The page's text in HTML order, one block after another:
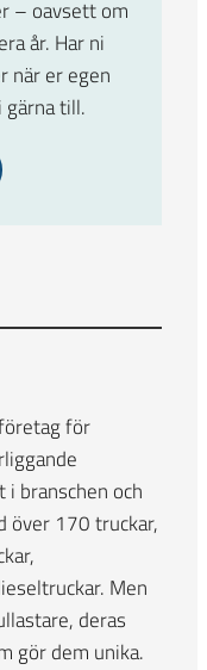
– oavsett om
år. Har ni
när er egen
till.
för
branschen och
över 170 truckar,
Men
deras
gör dem unika.